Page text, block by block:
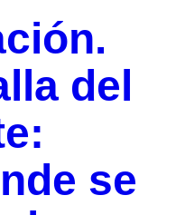
del
se